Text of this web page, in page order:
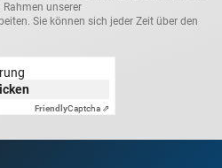
unserer
Sie können sich jeder Zeit über den
FriendlyCaptcha ⇗